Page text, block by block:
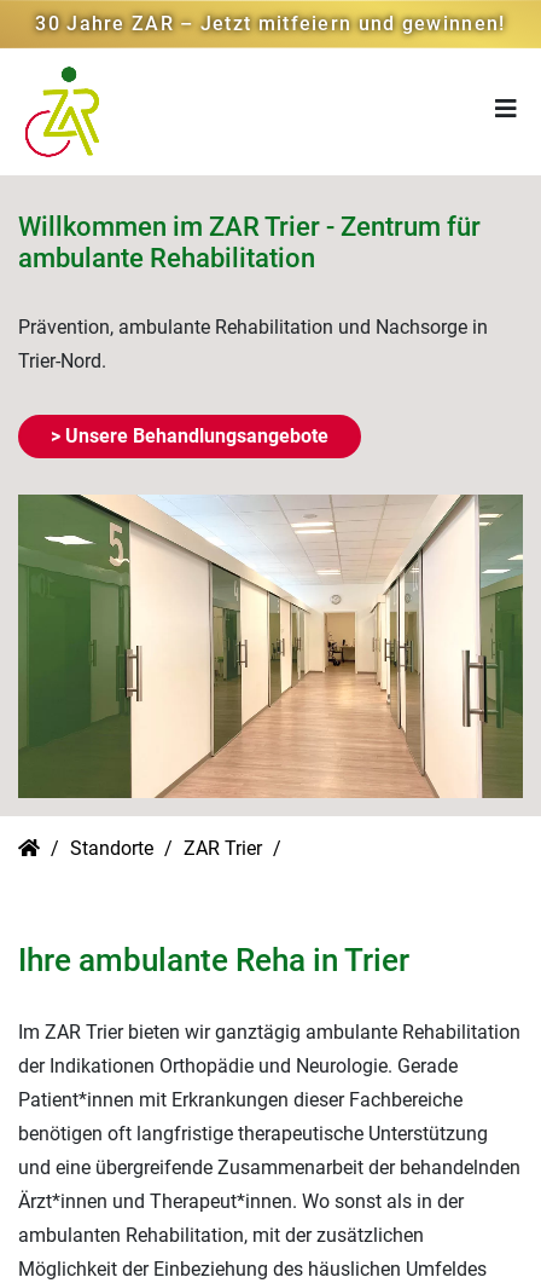
30 Jahre ZAR – Jetzt mitfeiern und gewinnen!
Willkommen im ZAR Trier - Zentrum für
ambulante Rehabilitation
Prävention, ambulante Rehabilitation und Nachsorge in
Trier-Nord.
> Unsere Behandlungsangebote
Standorte ZAR Trier
Ihre ambulante Reha in Trier
Im ZAR Trier bieten wir ganztägig ambulante Rehabilitation
der Indikationen Orthopädie und Neurologie. Gerade
Patient*innen mit Erkrankungen dieser Fachbereiche
benötigen oft langfristige therapeutische Unterstützung
und eine übergreifende Zusammenarbeit der behandelnden
Ärzt*innen und Therapeut*innen. Wo sonst als in der
ambulanten Rehabilitation, mit der zusätzlichen
Möglichkeit der Einbeziehung des häuslichen Umfeldes